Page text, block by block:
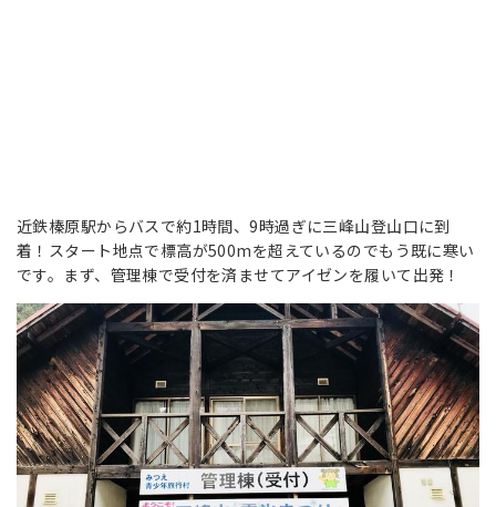
近鉄榛原駅からバスで約1時間、9時過ぎに三峰山登山口に到
着！スタート地点で標高が500mを超えているのでもう既に寒い
です。まず、管理棟で受付を済ませてアイゼンを履いて出発！